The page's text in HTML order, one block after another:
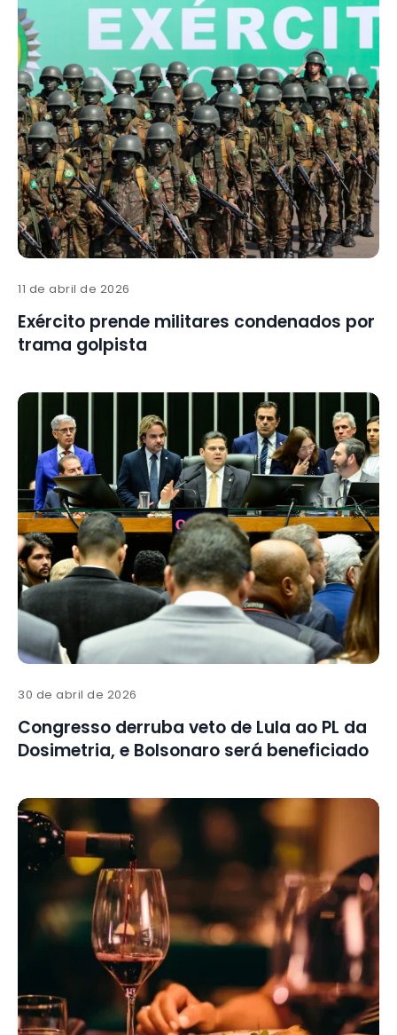
11 de abril de 2026
Exército prende militares condenados por
trama golpista
30 de abril de 2026
Congresso derruba veto de Lula ao PL da
Dosimetria, e Bolsonaro será beneficiado